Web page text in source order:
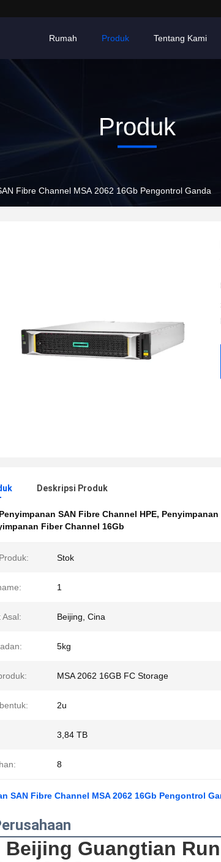
Rumah Produk Tentang Kami
Produk
Fibre Channel MSA 2062 16Gb Pengontrol Ganda
Deskripsi Produk
Penyimpanan SAN Fibre Channel HPE,
Fiber Channel 16Gb
Stok
1
Asal: Beijing, Cina
5kg
MSA 2062 16GB FC Storage
2u
3,84 TB
8
SAN Fibre Channel MSA 2062 16Gb Pengontrol
Beijing Guangtian